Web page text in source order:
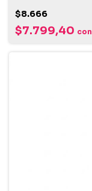
$8.666
$7.799,40 con